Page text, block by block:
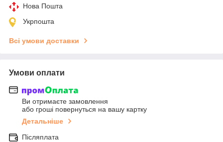
Нова Пошта
Укрпошта
Всі умови доставки
Умови оплати
Ви отримаєте замовлення
або гроші повернуться на вашу картку
Детальніше
Післяплата